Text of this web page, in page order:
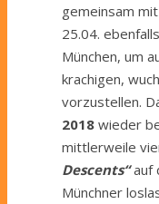
gemeinsam mit
25.04.
München, um
krachigen,
vorzustellen.
2018 wieder
mittlerweile
Descents“auf
Münchner